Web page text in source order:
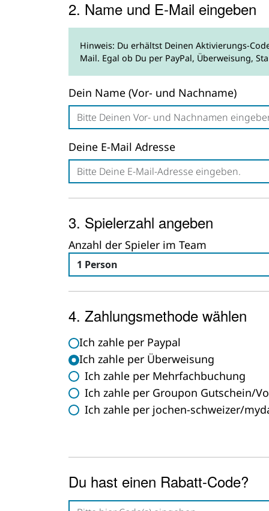
2. Name und E-Mail eingeben
Hinweis: Du erhältst Deinen Aktivierungs-
Mail. Egal ob Du per PayPal, Überweisung,
Dein Name (Vor- und Nachname)
Deine E-Mail Adresse
3. Spielerzahl angeben
Anzahl der Spieler im Team
4. Zahlungsmethode wählen
Ich zahle per Paypal
Ich zahle per Überweisung
Ich zahle per Mehrfachbuchung
Ich zahle per Groupon Gutschein/
Ich zahle per jochen-schweizer/
Du hast einen Rabatt-Code?